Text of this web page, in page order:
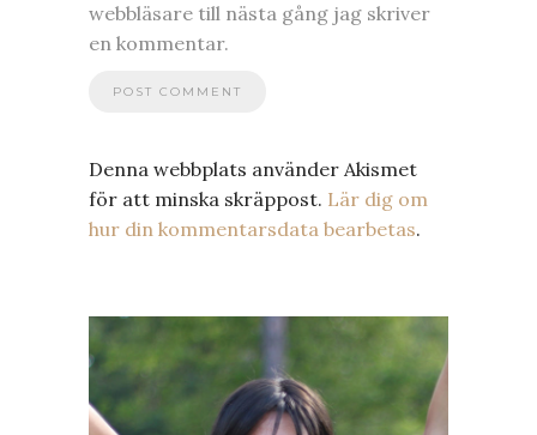
webbläsare till nästa gång jag skriver
en kommentar.
Denna webbplats använder Akismet
för att minska skräppost. Lär dig om
hur din kommentarsdata bearbetas.